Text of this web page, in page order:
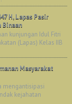
H, Lapas Pasir
Binaan
kunjungan Idul Fitri
(Lapas) Kelas IIB
Masyarakat
mengantisipasi
kejahatan